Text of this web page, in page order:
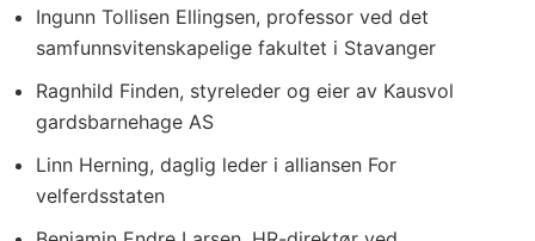
Ingunn Tollisen Ellingsen, professor ved det
samfunnsvitenskapelige fakultet i Stavanger
Ragnhild Finden, styreleder og eier av Kausvol
gardsbarnehage AS
Linn Herning, daglig leder i alliansen For
velferdsstaten